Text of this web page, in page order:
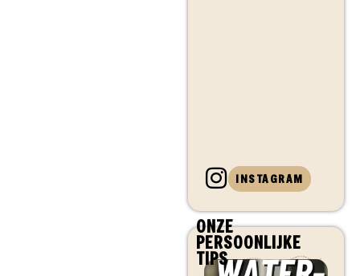
INSTAGRAM
ONZE
PERSOONLIJKE
TIPS